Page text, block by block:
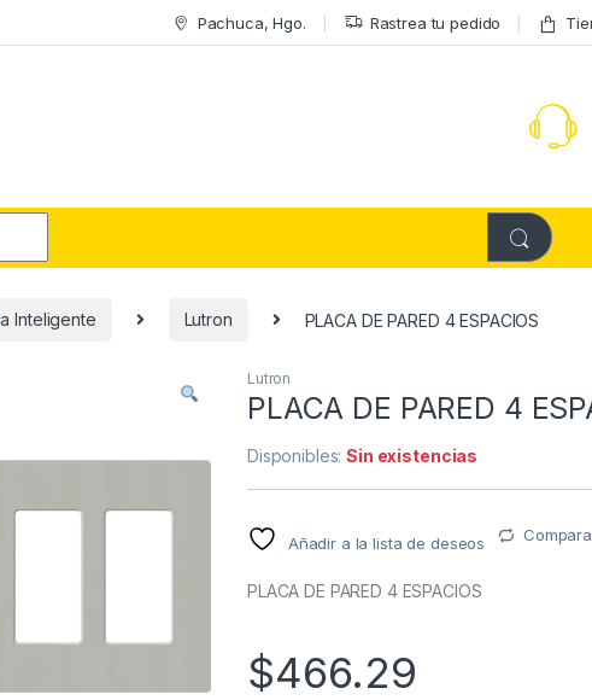
Pachuca, Hgo. Rastrea tu pedido
Inteligente Lutron PLACA DE PARED 4 ESPACIOS
Lutron
PLACA DE PARED 4
Disponibles:Sin existencias
Añadir a la lista de deseos
PLACA DE PARED 4 ESPACIOS
$466.29